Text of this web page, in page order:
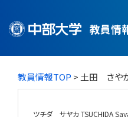
教員情
教員情報TOP > 土田 さや
ツチダ サヤカ TSUCHIDA